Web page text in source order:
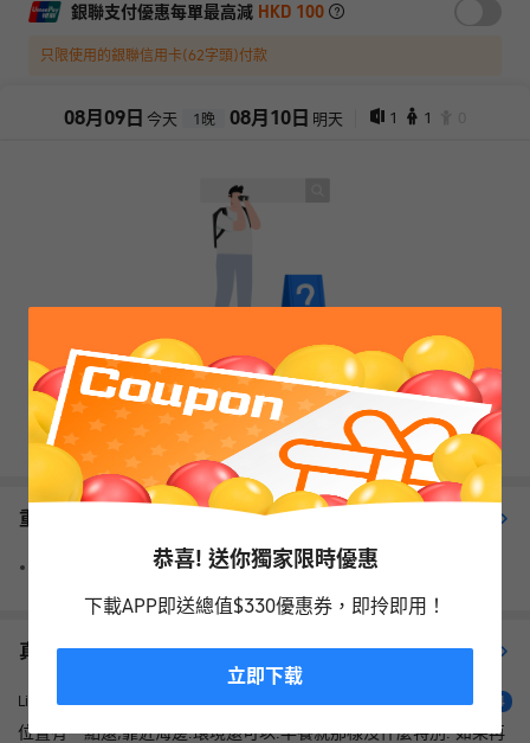
恭喜! 送你獨家限時優惠
下載APP即送總值$330優惠券，即拎即用！
立即下载
銀聯支付優惠每單最高減 HKD 100
只限使用的銀聯信用卡(62字頭)付款
08月 09 日 今天 1 晚 08月 10 日 明天 1 1
抱歉，閣下所選擇的產品已售罄
查看其它日期
重要資訊
禁止攜帶榴蓮進入酒店。
真實住客評價（306） 查看更多評價
Lim Tar We 不錯 4
位置有一點遠,靠近海邊.環境還可以.早餐就那樣沒什麼特別. 如果再